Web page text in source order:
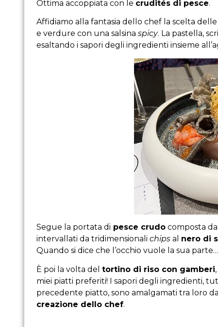
Ottima accoppiata con le crudités di pesce.
Affidiamo alla fantasia dello chef la scelta
e verdure con una salsina spicy. La pastella,
esaltando i sapori degli ingredienti insieme
Segue la portata di pesce crudo composta
intervallati da tridimensionali chips al nero di
Quando si dice che l’occhio vuole la sua parte…
È poi la volta del tortino di riso con gamberi
miei piatti preferiti! I sapori degli ingredienti,
precedente piatto, sono amalgamati tra loro
creazione dello chef.